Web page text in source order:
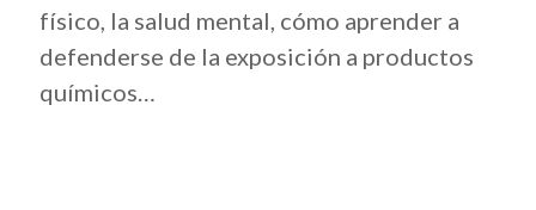
físico, la salud mental, cómo aprender a
defenderse de la exposición a productos
químicos…